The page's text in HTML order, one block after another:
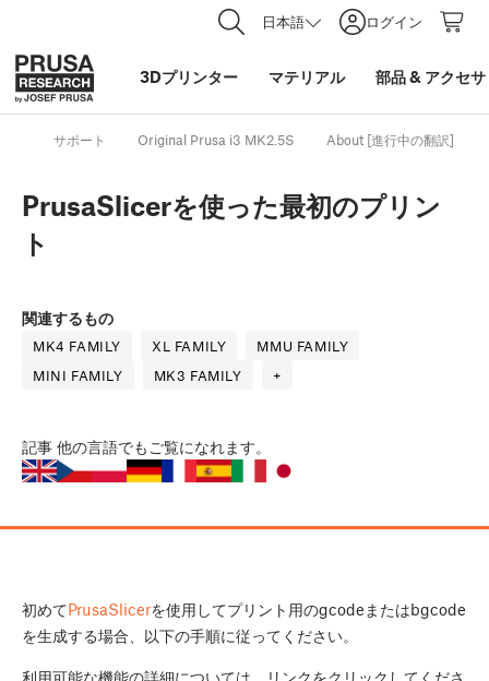
日本語 ログイン
3Dプリンター マテリアル 部品& アクセ
サポート Original Prusa i3 MK2.5S About [進行中の翻訳]
PrusaSlicerを使った最初のプリン
ト
関連するもの
MK4 FAMILY XL FAMILY
MMU FAMILY
MINI FAMILY
MK3 FAMILY +
記事 他の言語でもご覧になれます。
初めてPrusaSlicerを使用してプリント用のgcodeまたはbgcode
を生成する場合、以下の手順に従ってください。
利用可能な機能の詳細については、リンクをクリックしてくださ